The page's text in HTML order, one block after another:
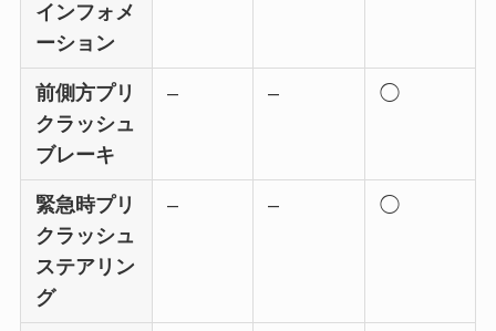
インフォメ
ーション
前側方プリ
クラッシュ
ブレーキ
– – ◯
緊急時プリ
クラッシュ
ステアリン
グ
– – ◯